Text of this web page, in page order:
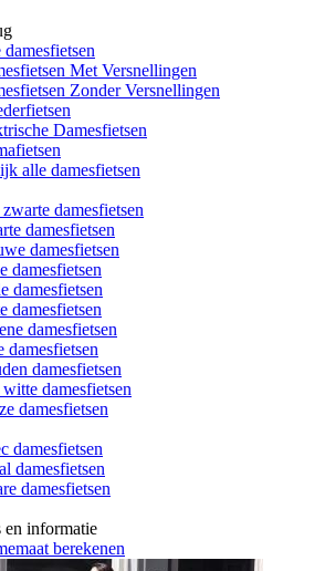
damesfietsen
Met Versnellingen
Zonder Versnellingen
Damesfietsen
alle damesfietsen
damesfietsen
damesfietsen
damesfietsen
damesfietsen
damesfietsen
damesfietsen
damesfietsen
damesfietsen
damesfietsen
damesfietsen
damesfietsen
damesfietsen
damesfietsen
damesfietsen
en informatie
berekenen